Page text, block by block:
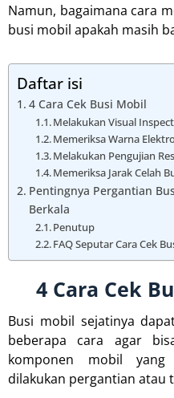
Namun, bagaimana cara
busi mobil apakah masih
Daftar isi
4 Cara Cek Busi Mobil
Melakukan Visual
Memeriksa Warna
Melakukan Pengujian
Memeriksa Jarak Celah
Pentingnya Pergantian
Berkala
Penutup
FAQ Seputar Cara Cek
4 Cara Cek
Busi mobil sejatinya
beberapa cara agar
komponen mobil
dilakukan pergantian atau